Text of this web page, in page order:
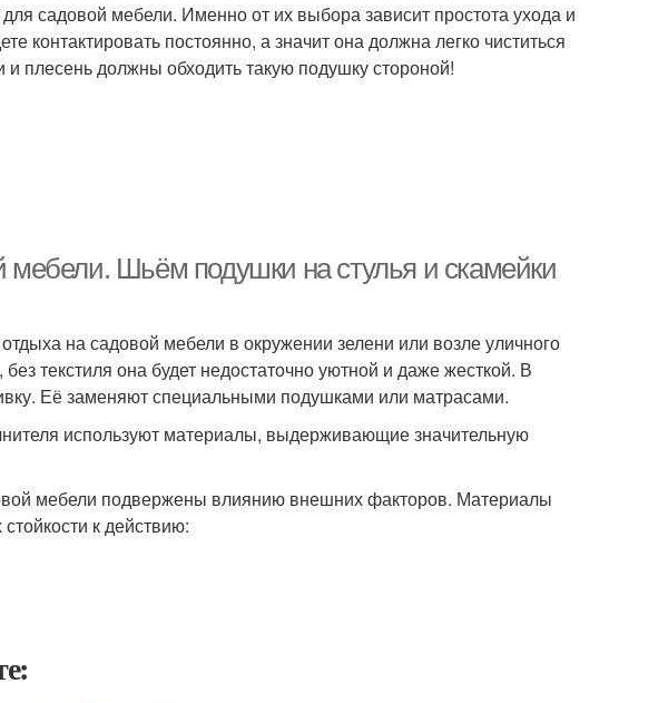
садовой мебели. Именно от их выбора зависит простота ухода и
контактировать постоянно, а значит она должна легко чиститься
плесень должны обходить такую подушку стороной!
мебели. Шьём подушки на стулья и скамейки
на садовой мебели в окружении зелени или возле уличного
текстиля она будет недостаточно уютной и даже жесткой. В
Её заменяют специальными подушками или матрасами.
используют материалы, выдерживающие значительную
мебели подвержены влиянию внешних факторов. Материалы
к действию: